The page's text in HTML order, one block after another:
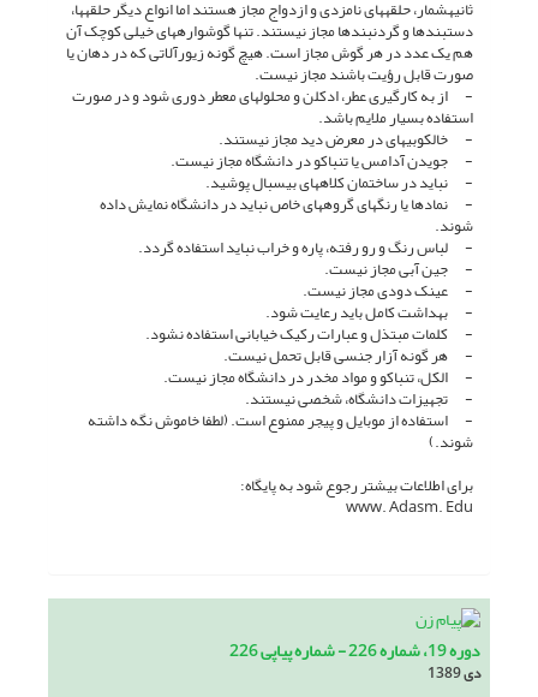
ثانیه­شمار، حلقه­های نامزدی و ازدواج مجاز هستند اما انواع دیگر حلقه­ها،
دست­بندها و گردن­بندها مجاز نیستند. تنها گوشواره­های خیلی کوچک آن
هم یک عدد در هر گوش مجاز است. هیچ گونه زیورآلاتی که در دهان یا
صورت قابل رؤیت باشند مجاز نیست.
- از به کارگیری عطر، ادکلن و محلول­های معطر دوری شود و در صورت
استفاده بسیار ملایم باشد.
- خال­کوبی­های در معرض دید مجاز نیستند.
- جویدن آدامس یا تنباکو در دانشگاه مجاز نیست.
- نباید در ساختمان کلاه­های بیس­بال پوشید.
- نمادها یا رنگ­های گروه­های خاص نباید در دانشگاه نمایش داده
شوند.
- لباس رنگ و رو رفته، پاره و خراب نباید استفاده گردد.
- جین آبی مجاز نیست.
- عینک دودی مجاز نیست.
- بهداشت کامل باید رعایت شود.
- کلمات مبتذل و عبارات رکیک خیابانی استفاده نشود.
- هر گونه آزار جنسی قابل تحمل نیست.
- الکل، تنباکو و مواد مخدر در دانشگاه مجاز نیست.
- تجهیزات دانشگاه، شخصی نیستند.
- استفاده از موبایل و پیجر ممنوع است. (لطفا خاموش نگه داشته
شوند.)
برای اطلاعات بیشتر رجوع شود به پایگاه:
www. Adasm. Edu
دوره 19، شماره 226 - شماره پیاپی 226
دی 1389